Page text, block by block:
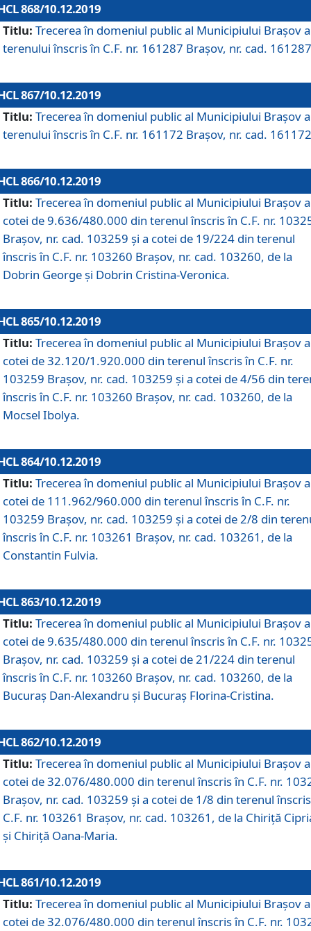
868/10.12.2019
Titlu: Trecerea în domeniul public al Municipiului Braşov a
terenului înscris în C.F. nr. 161287 Brașov, nr. cad.
867/10.12.2019
Titlu: Trecerea în domeniul public al Municipiului Braşov a
terenului înscris în C.F. nr. 161172 Brașov, nr. cad.
866/10.12.2019
Titlu: Trecerea în domeniul public al Municipiului Braşov a
cotei de 9.636/480.000 din terenul înscris în C.F. nr.
Brașov, nr. cad. 103259 și a cotei de 19/224 din terenul
înscris în C.F. nr. 103260 Brașov, nr. cad. 103260, de la
Dobrin George și Dobrin Cristina-Veronica.
865/10.12.2019
Titlu: Trecerea în domeniul public al Municipiului Braşov a
cotei de 32.120/1.920.000 din terenul înscris în C.F. nr.
103259 Brașov, nr. cad. 103259 și a cotei de 4/56 din
înscris în C.F. nr. 103260 Brașov, nr. cad. 103260, de la
Mocsel Ibolya.
864/10.12.2019
Titlu: Trecerea în domeniul public al Municipiului Braşov a
cotei de 111.962/960.000 din terenul înscris în C.F. nr.
103259 Brașov, nr. cad. 103259 și a cotei de 2/8 din
înscris în C.F. nr. 103261 Brașov, nr. cad. 103261, de la
Constantin Fulvia.
863/10.12.2019
Titlu: Trecerea în domeniul public al Municipiului Braşov a
cotei de 9.635/480.000 din terenul înscris în C.F. nr.
Brașov, nr. cad. 103259 și a cotei de 21/224 din terenul
înscris în C.F. nr. 103260 Brașov, nr. cad. 103260, de la
Bucuraș Dan-Alexandru și Bucuraș Florina-Cristina.
862/10.12.2019
Titlu: Trecerea în domeniul public al Municipiului Braşov a
cotei de 32.076/480.000 din terenul înscris în C.F. nr.
Brașov, nr. cad. 103259 și a cotei de 1/8 din terenul
C.F. nr. 103261 Brașov, nr. cad. 103261, de la Chiriță
și Chiriță Oana-Maria.
861/10.12.2019
Titlu: Trecerea în domeniul public al Municipiului Braşov a
cotei de 32.076/480.000 din terenul înscris în C.F. nr.